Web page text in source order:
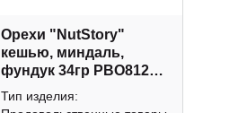
Орехи "NutStory"
кешью, миндаль,
фундук 34гр РВО812
КДВ
Тип изделия: